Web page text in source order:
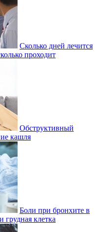
Сколько дней лечится
проходит
Обструктивный
кашля
Боли при бронхите в
грудная клетка